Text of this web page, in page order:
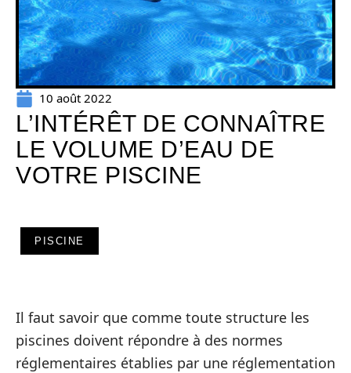
10 août 2022
L’INTÉRÊT DE CONNAÎTRE
LE VOLUME D’EAU DE
VOTRE PISCINE
PISCINE
Il faut savoir que comme toute structure les
piscines doivent répondre à des normes
réglementaires établies par une réglementation